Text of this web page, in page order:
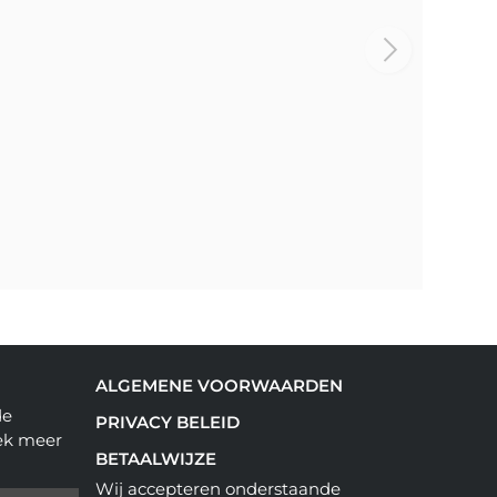
meer
ALGEMENE VOORWAARDEN
PRIVACY BELEID
BETAALWIJZE
Wij accepteren onderstaande